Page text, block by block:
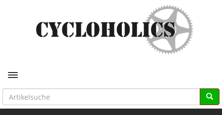
Toggle navigation